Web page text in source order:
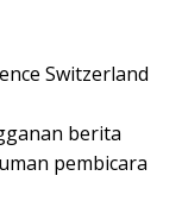
Switzerland
berita
pembicara